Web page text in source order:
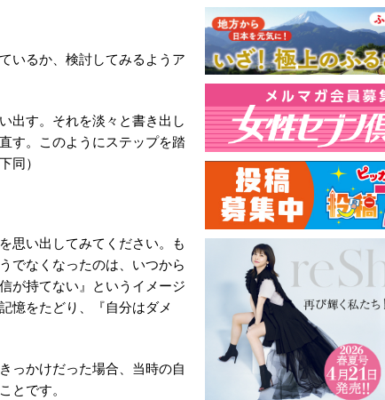
いるか、検討してみるようア
出す。それを淡々と書き出し
す。このようにステップを踏
同）
思い出してみてください。も
でなくなったのは、いつから
持てない』というイメージ
憶をたどり、『自分はダメ
っかけだった場合、当時の自
とです。